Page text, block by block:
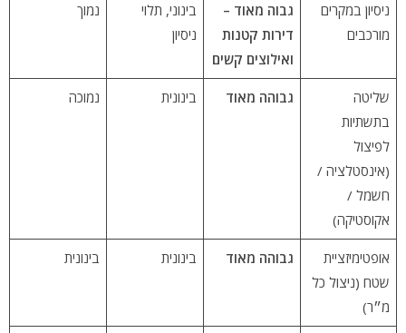
ניסיון במקרים
מורכבים
גבוה מאוד –
דירות קטנות
ואילוצים קשים
בינוני, תלוי
ניסיון
נמוך
שליטה
בתשתיות
לפיצול
(אינסטלציה /
חשמל /
אקוסטיקה)
גבוהה מאוד בינונית נמוכה
אופטימיזציית
שטח (ניצול כל
מ״ר)
גבוהה מאוד בינונית בינונית